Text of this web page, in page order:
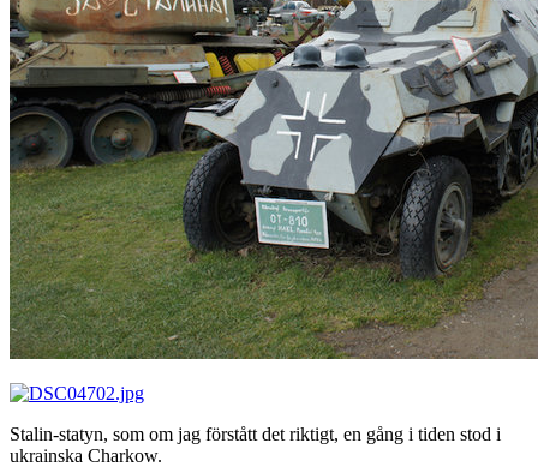
Stalin-statyn, som om jag förstått det riktigt, en gång i tiden stod i
ukrainska Charkow.